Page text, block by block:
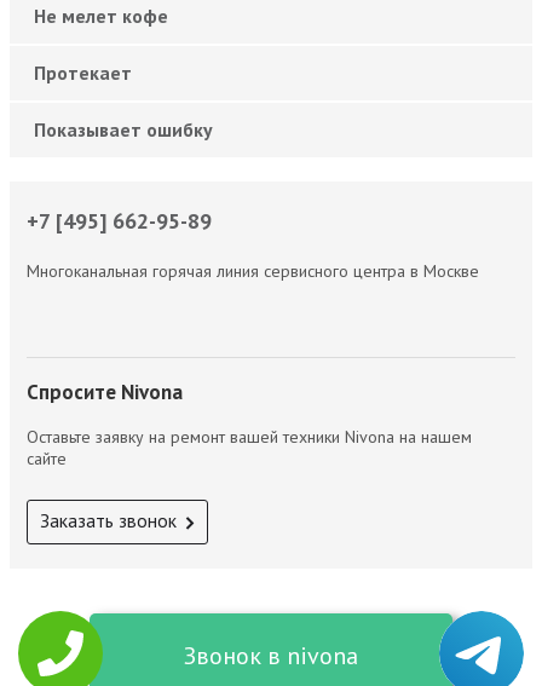
Не мелет кофе
Протекает
Показывает ошибку
+7 [495] 662-95-89
Многоканальная горячая линия сервисного центра в Москве
Спросите Nivona
Оставьте заявку на ремонт вашей техники Nivona на нашем
сайте
Заказать звонок
Звонок в nivona